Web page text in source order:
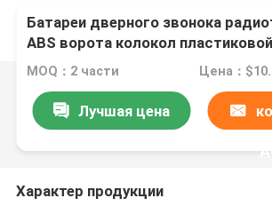
Батареи дверного звонока
ABS ворота колокол пластиковой
водоустойчивой использующие
MOQ：2 части
Лучшая цена
Характер продукции